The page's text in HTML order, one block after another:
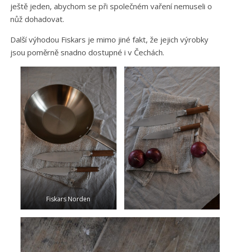
ještě jeden, abychom se při společném vaření nemuseli o
nůž dohadovat.
Další výhodou Fiskars je mimo jiné fakt, že jejich výrobky
jsou poměrně snadno dostupné i v Čechách.
Fiskars Norden